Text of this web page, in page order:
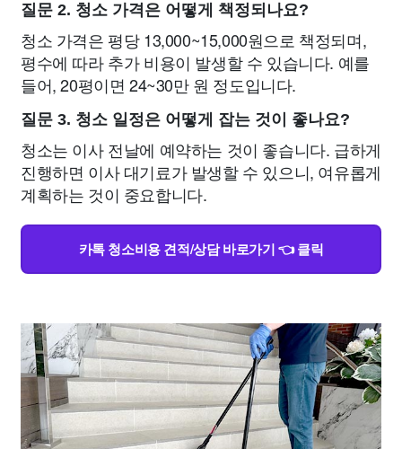
질문 2. 청소 가격은 어떻게 책정되나요?
청소 가격은 평당 13,000~15,000원으로 책정되며,
평수에 따라 추가 비용이 발생할 수 있습니다. 예를
들어, 20평이면 24~30만 원 정도입니다.
질문 3. 청소 일정은 어떻게 잡는 것이 좋나요?
청소는 이사 전날에 예약하는 것이 좋습니다. 급하게
진행하면 이사 대기료가 발생할 수 있으니, 여유롭게
계획하는 것이 중요합니다.
카톡 청소비용 견적/상담 바로가기 👈 클릭